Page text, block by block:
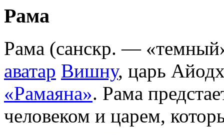
Рама
Рама (санскр. —
аватар Вишну, царь
«Рамаяна». Рама
человеком и царем,